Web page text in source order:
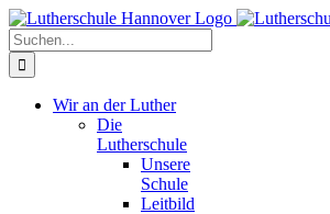
Zum
Inhalt
springen
Facebook
X
Instagram
Pinterest
Suche
nach:
Wir an der Luther
Die
Lutherschule
Unsere
Schule
Leitbild